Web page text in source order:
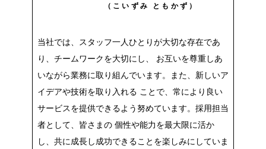
（こいずみ ともかず）
当社では、スタッフ一人ひとりが大切な存在であ
り、チームワークを大切にし、 お互いを尊重しあ
いながら業務に取り組んでいます。また、新しいア
イデアや技術を取り入れる ことで、常により良い
サービスを提供できるよう努めています。採用担当
者として、皆さまの 個性や能力を最大限に活か
し、共に成長し成功できることを楽しみにしていま